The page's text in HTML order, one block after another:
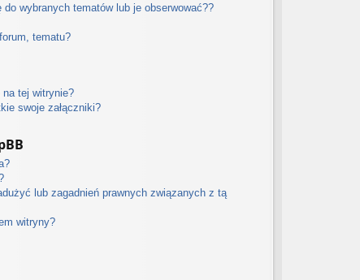
wybranych tematów lub je obserwować??
tematu?
na tej witrynie?
swoje załączniki?
lub zagadnień prawnych związanych z tą
witryny?